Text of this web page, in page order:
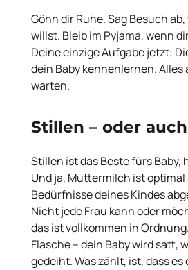
Gönn dir Ruhe. Sag Besuch
willst. Bleib im Pyjama, wenn
Deine einzige Aufgabe jetzt:
dein Baby kennenlernen. Alles
warten.
Stillen – oder
Stillen ist das Beste fürs Baby,
Und ja, Muttermilch ist optimal
Bedürfnisse deines Kindes
Nicht jede Frau kann oder
das ist vollkommen in
Flasche – dein Baby wird satt,
gedeiht. Was zählt, ist, dass es